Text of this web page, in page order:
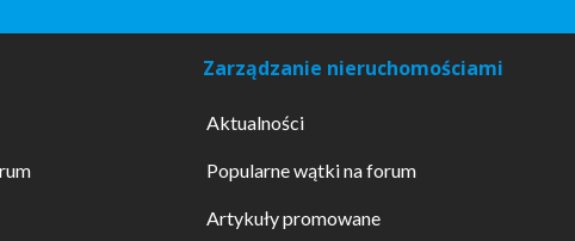
Zarządzanie nieruchomościami
Aktualności
Popularne wątki na forum
Artykuły promowane